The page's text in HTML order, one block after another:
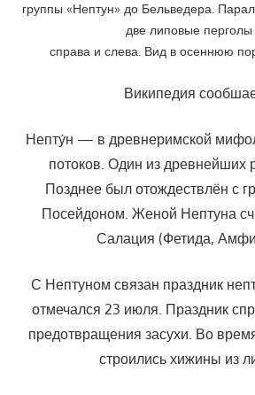
группы «Нептун» до Бельведера.
две липовые
справа и слева. Вид в осеннюю
Википедия
Непту́н — в древнеримской
потоков. Один из древнейших
Позднее был отождествлён с
Посейдоном. Женой Нептуна
Салация (Фетида,
С Нептуном связан праздник
отмечался 23 июля. Праздник
предотвращения засухи. Во
строились хижины из